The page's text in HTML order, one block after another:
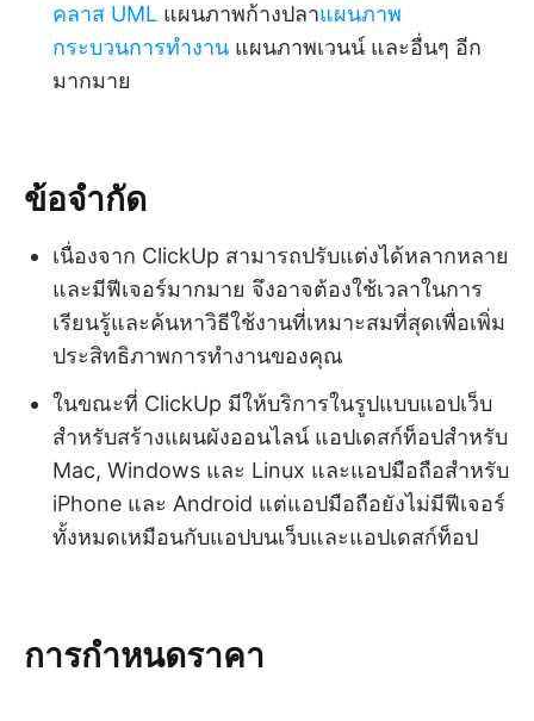
คลาส UML แผนภาพก้างปลาแผนภาพ
กระบวนการทำงาน แผนภาพเวนน์ และอื่นๆ อีก
มากมาย
ข้อจำกัด
เนื่องจาก ClickUp สามารถปรับแต่งได้หลากหลาย
และมีฟีเจอร์มากมาย จึงอาจต้องใช้เวลาในการ
เรียนรู้และค้นหาวิธีใช้งานที่เหมาะสมที่สุดเพื่อเพิ่ม
ประสิทธิภาพการทำงานของคุณ
ในขณะที่ ClickUp มีให้บริการในรูปแบบแอปเว็บ
สำหรับสร้างแผนผังออนไลน์ แอปเดสก์ท็อปสำหรับ
Mac, Windows และ Linux และแอปมือถือสำหรับ
iPhone และ Android แต่แอปมือถือยังไม่มีฟีเจอร์
ทั้งหมดเหมือนกับแอปบนเว็บและแอปเดสก์ท็อป
การกำหนดราคา